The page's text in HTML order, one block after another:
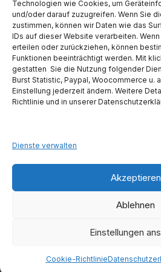
Technologien wie Cookies, um
und/oder darauf zuzugreifen. Wenn Sie
zustimmen, können wir Daten wie das
IDs auf dieser Website verarbeiten.
erteilen oder zurückziehen, können
Funktionen beeinträchtigt werden. Mit
gestatten Sie die Nutzung folgender
Burst Statistic, Paypal, Woocommerce u.
Einstellung jederzeit ändern. Weitere
Richtlinie und in unserer
Dienste verwalten
Akzeptieren
Ablehnen
Einstellungen
Cookie-Richtlinie
Ambident GmbH
Dental Geräte Handel und Service
Neumannstraße 3B
Fax.: 030 54 83 72 85
Spaciousvon ThemeGrill.
Open chaty